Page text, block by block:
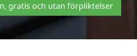
gratis och utan förpliktelser